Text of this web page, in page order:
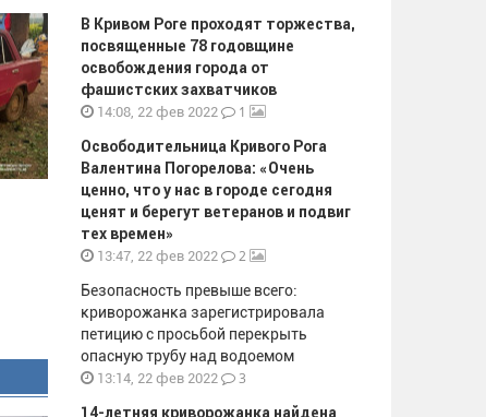
В Кривом Роге проходят торжества,
посвященные 78 годовщине
освобождения города от
фашистских захватчиков
14:08, 22 фев 2022 1
Освободительница Кривого Рога
Валентина Погорелова: «Очень
ценно, что у нас в городе сегодня
ценят и берегут ветеранов и подвиг
тех времен»
13:47, 22 фев 2022 2
Безопасность превыше всего:
криворожанка зарегистрировала
петицию с просьбой перекрыть
опасную трубу над водоемом
13:14, 22 фев 2022 3
14-летняя криворожанка найдена